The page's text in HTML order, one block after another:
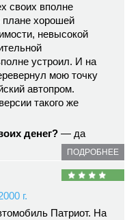
своих вполне
плане хорошей
невысокой
устроил. И на
мою точку
автопром.
такого же
денег? — да
ПОДРОБНЕЕ
г.
Патриот. На